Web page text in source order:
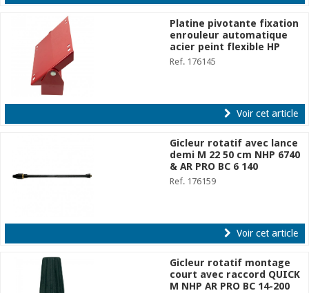
Platine pivotante fixation
enrouleur automatique
acier peint flexible HP
Ref. 176145
Voir cet article
Gicleur rotatif avec lance
demi M 22 50 cm NHP 6740
& AR PRO BC 6 140
Ref. 176159
Voir cet article
Gicleur rotatif montage
court avec raccord QUICK
M NHP AR PRO BC 14-200